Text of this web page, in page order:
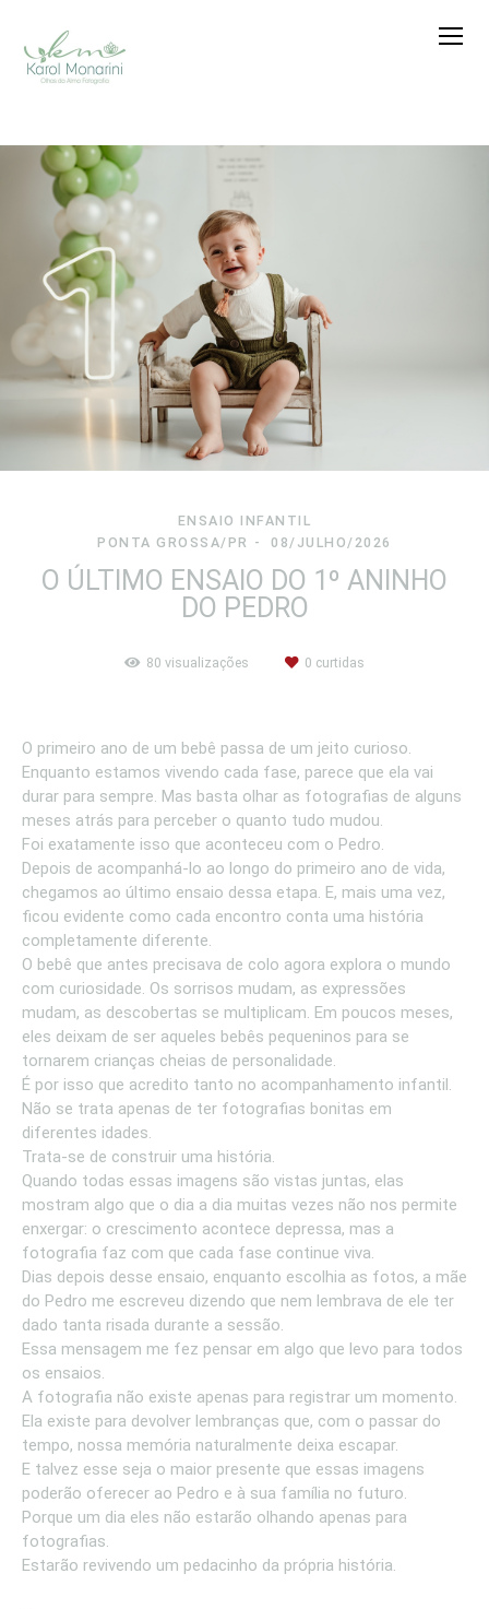
ENSAIO INFANTIL
PONTA GROSSA/PR
08/JULHO/2026
O ÚLTIMO ENSAIO DO 1º ANINHO
DO PEDRO
80 visualizações 0 curtidas
O primeiro ano de um bebê passa de um jeito curioso.
Enquanto estamos vivendo cada fase, parece que ela vai
durar para sempre. Mas basta olhar as fotografias de alguns
meses atrás para perceber o quanto tudo mudou.
Foi exatamente isso que aconteceu com o Pedro.
Depois de acompanhá-lo ao longo do primeiro ano de vida,
chegamos ao último ensaio dessa etapa. E, mais uma vez,
ficou evidente como cada encontro conta uma história
completamente diferente.
O bebê que antes precisava de colo agora explora o mundo
com curiosidade. Os sorrisos mudam, as expressões
mudam, as descobertas se multiplicam. Em poucos meses,
eles deixam de ser aqueles bebês pequeninos para se
tornarem crianças cheias de personalidade.
É por isso que acredito tanto no acompanhamento infantil.
Não se trata apenas de ter fotografias bonitas em
diferentes idades.
Trata-se de construir uma história.
Quando todas essas imagens são vistas juntas, elas
mostram algo que o dia a dia muitas vezes não nos permite
enxergar: o crescimento acontece depressa, mas a
fotografia faz com que cada fase continue viva.
Dias depois desse ensaio, enquanto escolhia as fotos, a mãe
do Pedro me escreveu dizendo que nem lembrava de ele ter
dado tanta risada durante a sessão.
Essa mensagem me fez pensar em algo que levo para todos
os ensaios.
A fotografia não existe apenas para registrar um momento.
Ela existe para devolver lembranças que, com o passar do
tempo, nossa memória naturalmente deixa escapar.
E talvez esse seja o maior presente que essas imagens
poderão oferecer ao Pedro e à sua família no futuro.
Porque um dia eles não estarão olhando apenas para
fotografias.
Estarão revivendo um pedacinho da própria história.